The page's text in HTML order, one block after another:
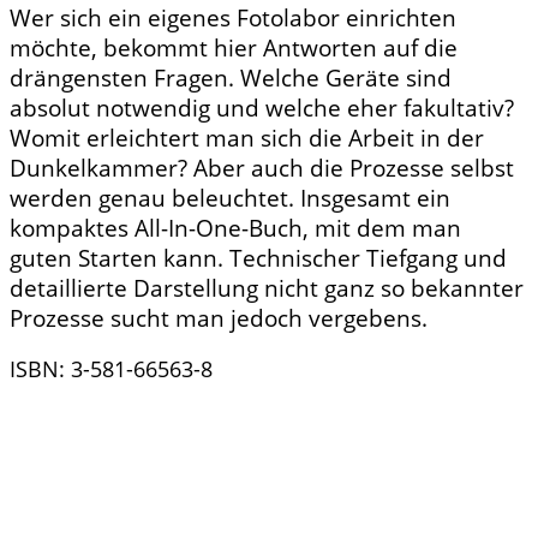
Wer sich ein eigenes Fotolabor einrichten
möchte, bekommt hier Antworten auf die
drängensten Fragen. Welche Geräte sind
absolut notwendig und welche eher fakultativ?
Womit erleichtert man sich die Arbeit in der
Dunkelkammer? Aber auch die Prozesse selbst
werden genau beleuchtet. Insgesamt ein
kompaktes All-In-One-Buch, mit dem man
guten Starten kann. Technischer Tiefgang und
detaillierte Darstellung nicht ganz so bekannter
Prozesse sucht man jedoch vergebens.
ISBN: 3-581-66563-8